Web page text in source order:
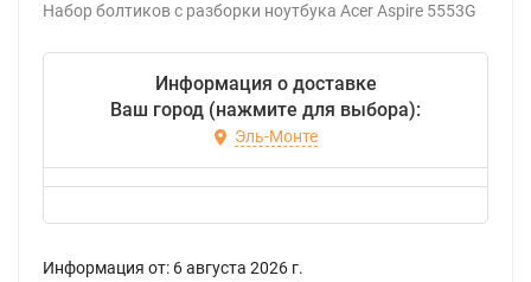
Набор болтиков с разборки ноутбука Acer Aspire 5553G
Информация о доставке
Ваш город (нажмите для выбора):
Эль-Монте
Информация от: 6 августа 2026 г.